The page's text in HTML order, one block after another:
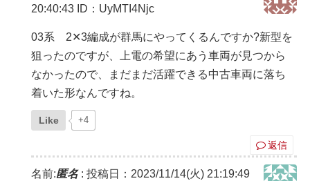
20:40:43 ID：UyMTI4Njc
03系 2✕3編成が群馬にやってくるんですか?新型を
狙ったのですが、上電の希望にあう車両が見つから
なかったので、まだまだ活躍できる中古車両に落ち
着いた形なんですね。
Like +4
返信
名前:匿名: 投稿日：2023/11/14(火) 21:19:49